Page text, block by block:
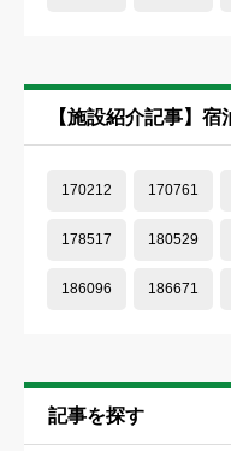
【施設紹介記事】
170212 170761
178517 180529
186096 186671
記事を探す